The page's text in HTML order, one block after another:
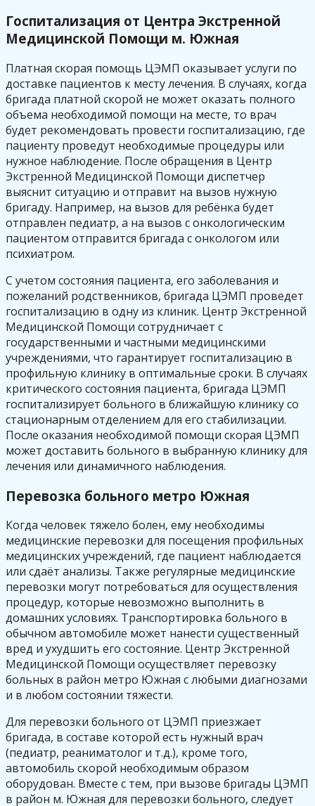
Госпитализация от Центра Экстренной
Медицинской Помощи м. Южная
Платная скорая помощь ЦЭМП оказывает услуги по
доставке пациентов к месту лечения. В случаях, когда
бригада платной скорой не может оказать полного
объема необходимой помощи на месте, то врач
будет рекомендовать провести госпитализацию, где
пациенту проведут необходимые процедуры или
нужное наблюдение. После обращения в Центр
Экстренной Медицинской Помощи диспетчер
выяснит ситуацию и отправит на вызов нужную
бригаду. Например, на вызов для ребёнка будет
отправлен педиатр, а на вызов с онкологическим
пациентом отправится бригада с онкологом или
психиатром.
С учетом состояния пациента, его заболевания и
пожеланий родственников, бригада ЦЭМП проведет
госпитализацию в одну из клиник. Центр Экстренной
Медицинской Помощи сотрудничает с
государственными и частными медицинскими
учреждениями, что гарантирует госпитализацию в
профильную клинику в оптимальные сроки. В случаях
критического состояния пациента, бригада ЦЭМП
госпитализирует больного в ближайшую клинику со
стационарным отделением для его стабилизации.
После оказания необходимой помощи скорая ЦЭМП
может доставить больного в выбранную клинику для
лечения или динамичного наблюдения.
Перевозка больного метро Южная
Когда человек тяжело болен, ему необходимы
медицинские перевозки для посещения профильных
медицинских учреждений, где пациент наблюдается
или сдаёт анализы. Также регулярные медицинские
перевозки могут потребоваться для осуществления
процедур, которые невозможно выполнить в
домашних условиях. Транспортировка больного в
обычном автомобиле может нанести существенный
вред и ухудшить его состояние. Центр Экстренной
Медицинской Помощи осуществляет перевозку
больных в район метро Южная с любыми диагнозами
и в любом состоянии тяжести.
Для перевозки больного от ЦЭМП приезжает
бригада, в составе которой есть нужный врач
(педиатр, реаниматолог и т.д.), кроме того,
автомобиль скорой необходимым образом
оборудован. Вместе с тем, при вызове бригады ЦЭМП
в район м. Южная для перевозки больного, следует